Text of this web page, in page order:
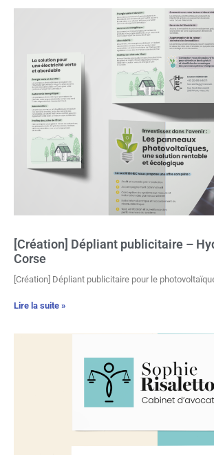
[Création] Dépliant publicitaire –
Corse
[Création] Dépliant publicitaire pour le
Lire la suite »